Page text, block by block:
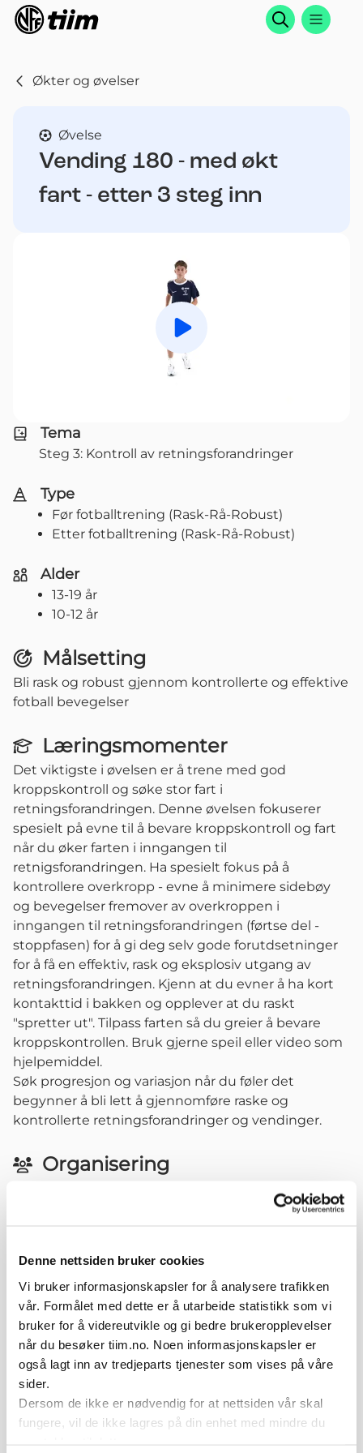
Denne nettsiden bruker cookies
Vi bruker informasjonskapsler for å analysere trafikken
vår. Formålet med dette er å utarbeide statistikk som vi
bruker for å videreutvikle og gi bedre brukeropplevelser
når du besøker tiim.no. Noen informasjonskapsler er
også lagt inn av tredjeparts tjenester som vises på våre
sider.
Dersom de ikke er nødvendig for at nettsiden vår skal
fungere, vil de ikke lagres på din enhet med mindre du
Søk
Økter og øvelser
Øvelse
Vending 180 - med økt
fart - etter 3 steg inn
Spill av
Tema
Steg 3: Kontroll av retningsforandringer
Type
Før fotballtrening (Rask-Rå-Robust)
Etter fotballtrening (Rask-Rå-Robust)
Alder
13-19 år
10-12 år
Målsetting
Bli rask og robust gjennom kontrollerte og effektive
fotball bevegelser
Læringsmomenter
Det viktigste i øvelsen er å trene med god
kroppskontroll og søke stor fart i
retningsforandringen. Denne øvelsen fokuserer
spesielt på evne til å bevare kroppskontroll og fart
når du øker farten i inngangen til
retnigsforandringen. Ha spesielt fokus på å
kontrollere overkropp - evne å minimere sidebøy
og bevegelser fremover av overkroppen i
inngangen til retningsforandringen (førtse del -
stoppfasen) for å gi deg selv gode forutdsetninger
for å få en effektiv, rask og eksplosiv utgang av
retningsforandringen. Kjenn at du evner å ha kort
kontakttid i bakken og opplever at du raskt
"spretter ut". Tilpass farten så du greier å bevare
kroppskontrollen. Bruk gjerne speil eller video som
hjelpemiddel.
Søk progresjon og variasjon når du føler det
begynner å bli lett å gjennomføre raske og
kontrollerte retningsforandringer og vendinger.
Organisering
hver repetisjon du gjør er viktigere enn antall
repetisjoner. Øvelsen kan trenes daglig. Ikke tren
med sårhet eller smerter.
Variasjoner
Øke farten i vendingen
Øke kravet til balanse ved å introdusere ustabilt
underlag
Øke kompleksitet ved å introdusere verbal stimuli -